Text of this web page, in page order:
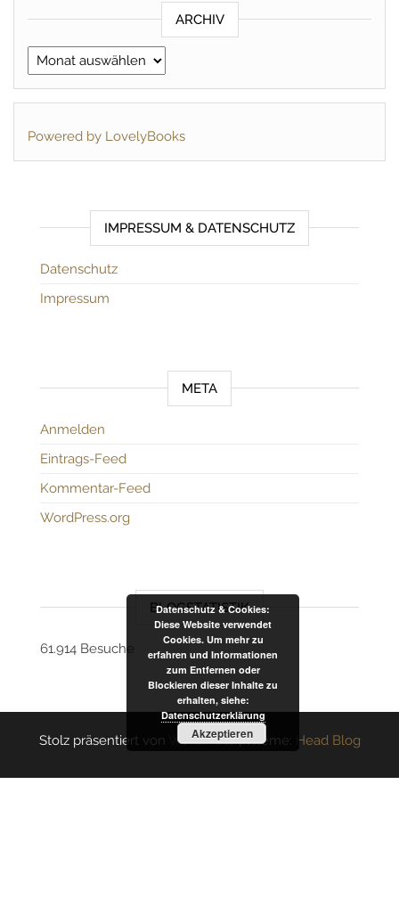
ARCHIV
Archiv
Powered by LovelyBooks
IMPRESSUM & DATENSCHUTZ
Datenschutz
Impressum
META
Anmelden
Eintrags-Feed
Kommentar-Feed
WordPress.org
BLOGSTATISTIK
61.914 Besuche
Stolz präsentiert von WordPress |Theme: Head Blog
Datenschutz & Cookies:
Diese Website verwendet
Cookies. Um mehr zu
erfahren und Informationen
zum Entfernen oder
Blockieren dieser Inhalte zu
erhalten, siehe:
Datenschutzerklärung
Akzeptieren